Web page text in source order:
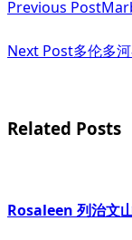
class="nav-
subtitle
reader-
Previous Post
Next Post多伦多
Related Posts
Rosaleen 列治文